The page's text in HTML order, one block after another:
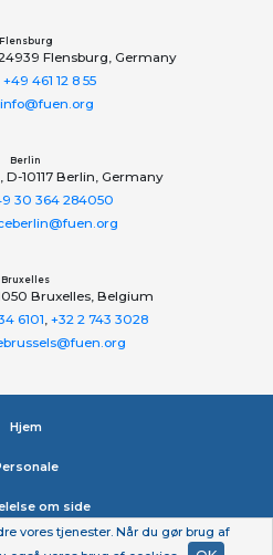
Flensburg
Flensburg, Germany
+49 461 12 8 55
info@fuen.org
Berlin
10117 Berlin, Germany
30 364 284050
Bruxelles
Bruxelles, Belgium
6101 +32 2 743 3028
Hjem
om side
vores tjenester. Når du gør brug af